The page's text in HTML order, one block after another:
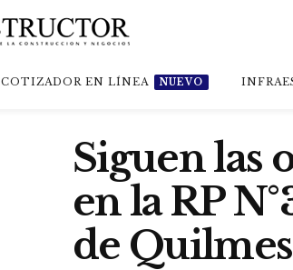
COTIZADOR EN LÍNEA NUEVO
Siguen las
en la RP
de Quilmes